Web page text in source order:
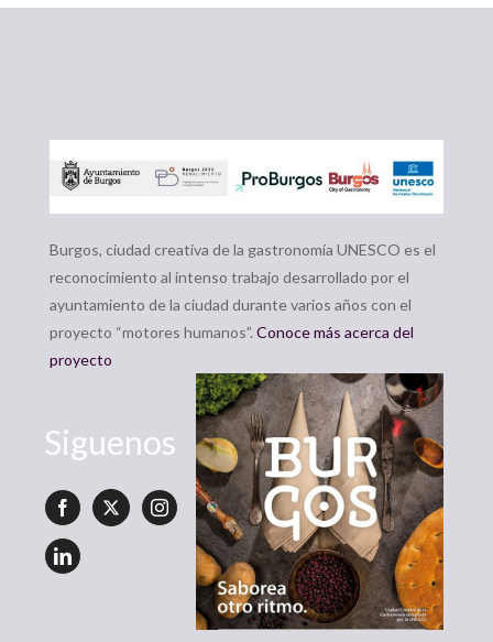
Burgos, ciudad creativa de la gastronomía UNESCO es el
reconocimiento al intenso trabajo desarrollado por el
ayuntamiento de la ciudad durante varios años con el
proyecto “motores humanos”.Conoce más acerca del
proyecto
Siguenos